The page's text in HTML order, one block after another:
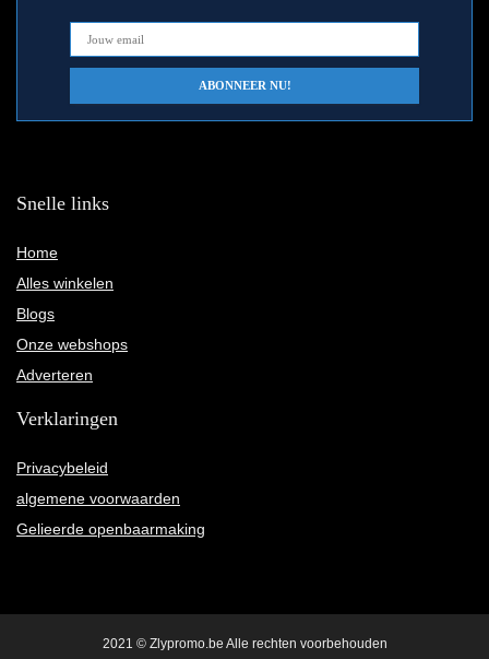
Snelle links
Home
Alles winkelen
Blogs
Onze webshops
Adverteren
Verklaringen
Privacybeleid
algemene voorwaarden
Gelieerde openbaarmaking
2021 © Zlypromo.be Alle rechten voorbehouden